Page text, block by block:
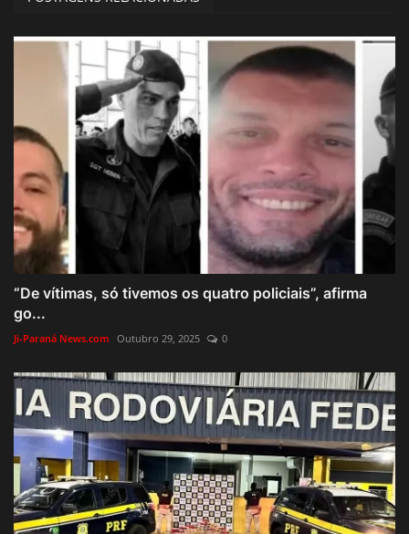
“De vítimas, só tivemos os quatro policiais”, afirma
go...
Ji-Paraná News.com Outubro 29, 2025 0